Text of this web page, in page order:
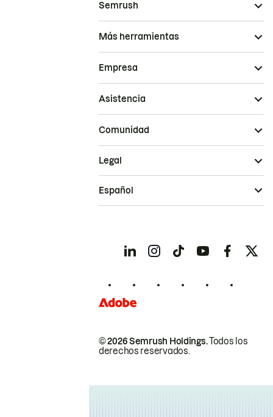
Semrush
Más herramientas
Empresa
Asistencia
Comunidad
© 2026 Semrush Holdings.Todos los
derechos reservados.
Legal
Español